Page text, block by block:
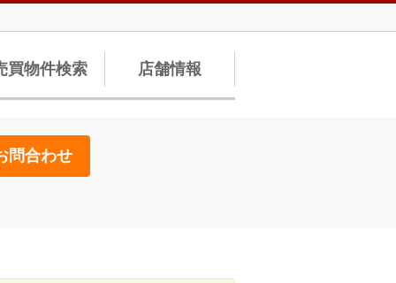
買物件検索 店舗情報
問合わせ